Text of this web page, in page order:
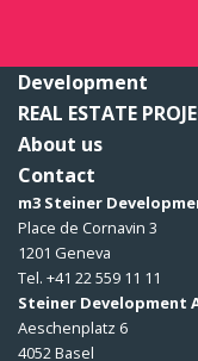
Development
REAL ESTATE
About us
Contact
m3 Steiner
Place de Cornavin 3
1201 Geneva
Tel. +41 22 559 11 11
Steiner Development
Aeschenplatz 6
4052 Basel